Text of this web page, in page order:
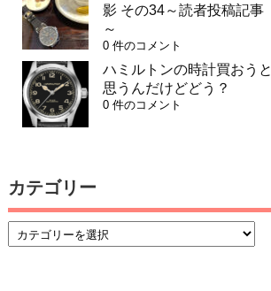
影 その34～読者投稿記事
～
0 件のコメント
ハミルトンの時計買おうと
思うんだけどどう？
0 件のコメント
カテゴリー